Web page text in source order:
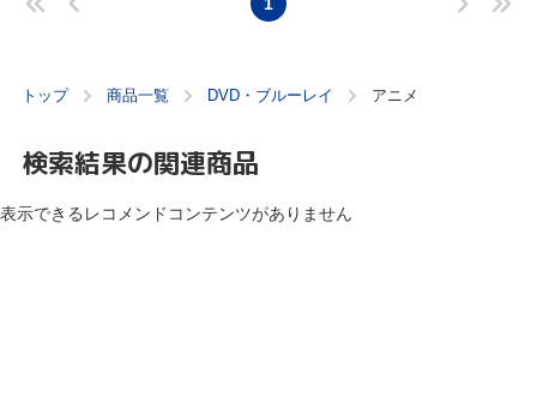
トップ 商品一覧 DVD・ブルーレイ アニメ
検索結果の関連商品
表示できるレコメンドコンテンツがありません